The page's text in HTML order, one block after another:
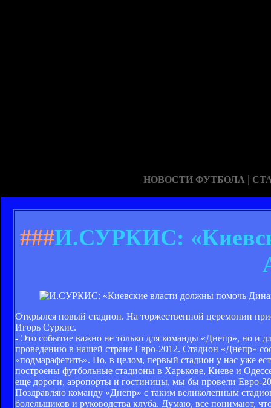
НОВОСТИ ФУТБОЛА |
###И.СУРКИС:
Открылся новый стадион. На торжественной церемонии
Игорь Суркис.
- Это событие важно не только для команды «Днепр», но
проведению в нашей стране Евро-2012. Стадион «Днепр»
«подмарафетить». Но, в целом, первый стадион у нас уже
построены футбольные стадионы в Харькове, Киеве и
еще дороги, аэропорты и гостиницы, мы бы провели Евро-
Поздравляю команду «Днепр» с таким великолепным
болельщиков и руководства клуба. Думаю, все понимают,